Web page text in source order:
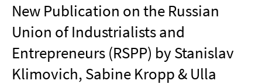
New Publication on the Russian
Union of Industrialists and
Entrepreneurs (RSPP) by Stanislav
Klimovich, Sabine Kropp & Ulla